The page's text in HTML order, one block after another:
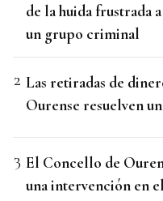
de la huida frustrada
un grupo criminal
Las retiradas de
Ourense resuelven
El Concello de
una intervención en